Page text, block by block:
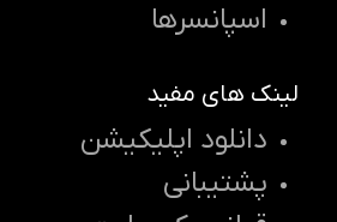
اسپانسرها
لینک های مفید
دانلود اپلیکیشن
پشتیبانی